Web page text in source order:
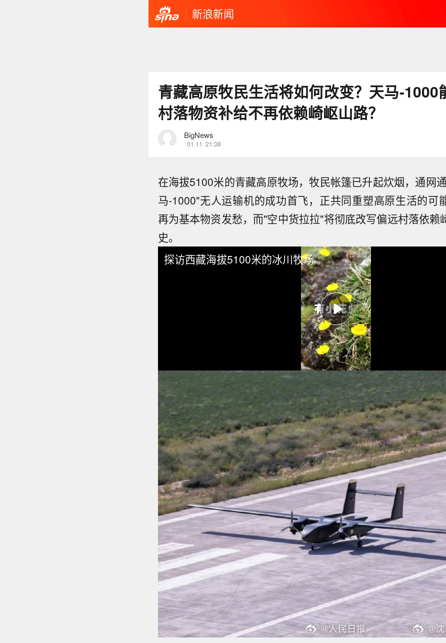
新浪新闻
青藏高原牧民生活将如何改变？天马-1000
村落物资补给不再依赖崎岖山路？
BigNews
01.11 21:38
在海拔5100米的青藏高原牧场，牧民帐篷已升起炊烟，通网
马-1000"无人运输机的成功首飞，正共同重塑高原生活的
再为基本物资发愁，而"空中货拉拉"将彻底改写偏远村落依赖
史。
探访西藏海拔5100米的冰川牧场